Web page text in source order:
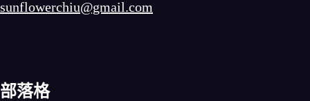
sunflowerchiu@gmail.com
部落格